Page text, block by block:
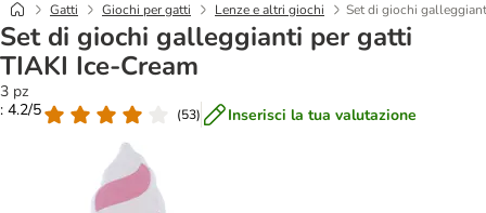
Gatti Giochi per gatti Lenze e altri giochi Set di giochi
Set di giochi galleggianti per gatti
TIAKI Ice-Cream
3 pz
: 4.2/5
(53) Inserisci la tua valutazione